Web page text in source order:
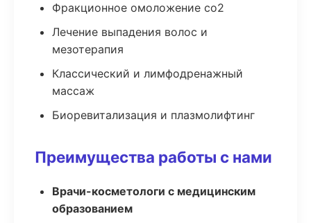
Фракционное омоложение co2
Лечение выпадения волос и
мезотерапия
Классический и лимфодренажный
массаж
Биоревитализация и плазмолифтинг
Преимущества работы с нами
Врачи-косметологи с медицинским
образованием